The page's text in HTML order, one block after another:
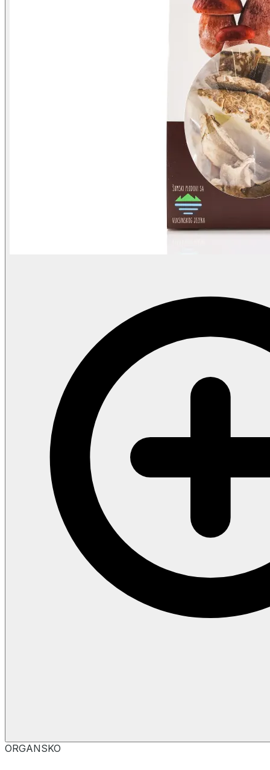
ORGANSKO